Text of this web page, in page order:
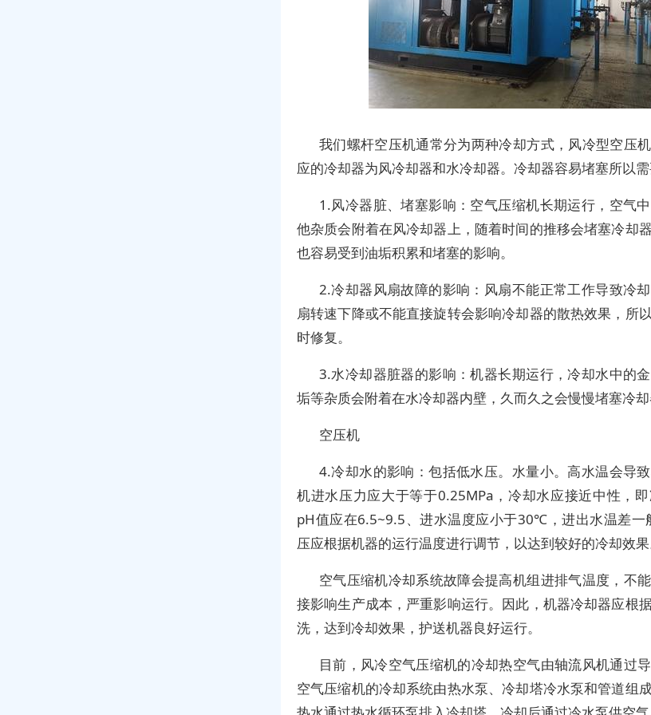
我们螺杆空压机通常分为两种冷却方式，风冷型空压
应的冷却器为风冷却器和水冷却器。冷却器容易堵塞所以需
1.风冷器脏、堵塞影响：空气压缩机长期运行，空气
他杂质会附着在风冷却器上，随着时间的推移会堵塞冷却
也容易受到油垢积累和堵塞的影响。
2.冷却器风扇故障的影响：风扇不能正常工作导致冷
扇转速下降或不能直接旋转会影响冷却器的散热效果，所
时修复。
3.水冷却器脏器的影响：机器长期运行，冷却水中的
垢等杂质会附着在水冷却器内壁，久而久之会慢慢堵塞冷却
空压机
4.冷却水的影响：包括低水压。水量小。高水温会导
机进水压力应大于等于0.25MPa，冷却水应接近中性，即
pH值应在6.5~9.5、进水温度应小于30℃，进出水温差
压应根据机器的运行温度进行调节，以达到较好的冷却效果
空气压缩机冷却系统故障会提高机组进排气温度，不
接影响生产成本，严重影响运行。因此，机器冷却器应根
洗，达到冷却效果，护送机器良好运行。
目前，风冷空气压缩机的冷却热空气由轴流风机通过
空气压缩机的冷却系统由热水泵、冷却塔冷水泵和管道组